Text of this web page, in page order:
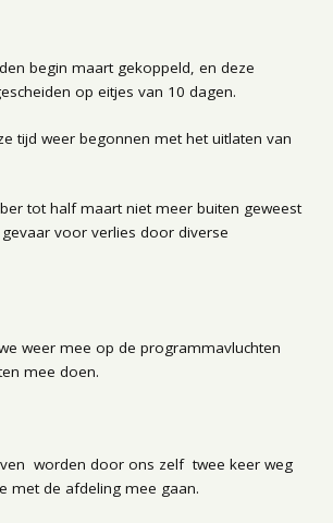
begin maart gekoppeld, en deze
op eitjes van 10 dagen.
tijd weer begonnen met het uitlaten van
tot half maart niet meer buiten geweest
voor verlies door diverse
weer mee op de programmavluchten
mee doen.
worden door ons zelf twee keer weg
met de afdeling mee gaan.